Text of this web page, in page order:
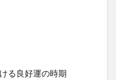
る良好運の時期